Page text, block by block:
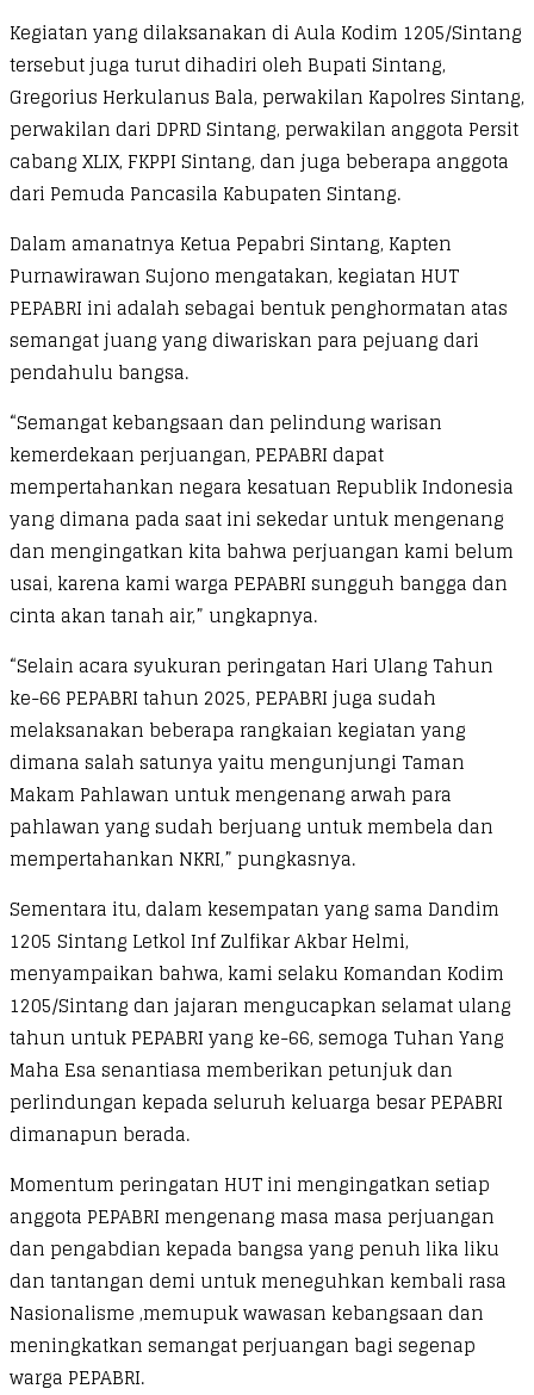
Kegiatan yang dilaksanakan di Aula Kodim 1205/Sintang
tersebut juga turut dihadiri oleh Bupati Sintang,
Gregorius Herkulanus Bala, perwakilan Kapolres Sintang,
perwakilan dari DPRD Sintang, perwakilan anggota Persit
cabang XLIX, FKPPI Sintang, dan juga beberapa anggota
dari Pemuda Pancasila Kabupaten Sintang.
Dalam amanatnya Ketua Pepabri Sintang, Kapten
Purnawirawan Sujono mengatakan, kegiatan HUT
PEPABRI ini adalah sebagai bentuk penghormatan atas
semangat juang yang diwariskan para pejuang dari
pendahulu bangsa.
“Semangat kebangsaan dan pelindung warisan
kemerdekaan perjuangan, PEPABRI dapat
mempertahankan negara kesatuan Republik Indonesia
yang dimana pada saat ini sekedar untuk mengenang
dan mengingatkan kita bahwa perjuangan kami belum
usai, karena kami warga PEPABRI sungguh bangga dan
cinta akan tanah air,” ungkapnya.
“Selain acara syukuran peringatan Hari Ulang Tahun
ke-66 PEPABRI tahun 2025, PEPABRI juga sudah
melaksanakan beberapa rangkaian kegiatan yang
dimana salah satunya yaitu mengunjungi Taman
Makam Pahlawan untuk mengenang arwah para
pahlawan yang sudah berjuang untuk membela dan
mempertahankan NKRI,” pungkasnya.
Sementara itu, dalam kesempatan yang sama Dandim
1205 Sintang Letkol Inf Zulfikar Akbar Helmi,
menyampaikan bahwa, kami selaku Komandan Kodim
1205/Sintang dan jajaran mengucapkan selamat ulang
tahun untuk PEPABRI yang ke-66, semoga Tuhan Yang
Maha Esa senantiasa memberikan petunjuk dan
perlindungan kepada seluruh keluarga besar PEPABRI
dimanapun berada.
Momentum peringatan HUT ini mengingatkan setiap
anggota PEPABRI mengenang masa masa perjuangan
dan pengabdian kepada bangsa yang penuh lika liku
dan tantangan demi untuk meneguhkan kembali rasa
Nasionalisme ,memupuk wawasan kebangsaan dan
meningkatkan semangat perjuangan bagi segenap
warga PEPABRI.